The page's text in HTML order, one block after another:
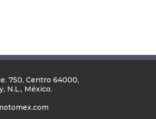
750, Centro 64000,
N.L., México.